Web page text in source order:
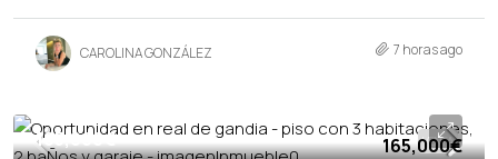
CAROLINA GONZÁLEZ 7 horas ago
VENTA
165,000€ 165,000€